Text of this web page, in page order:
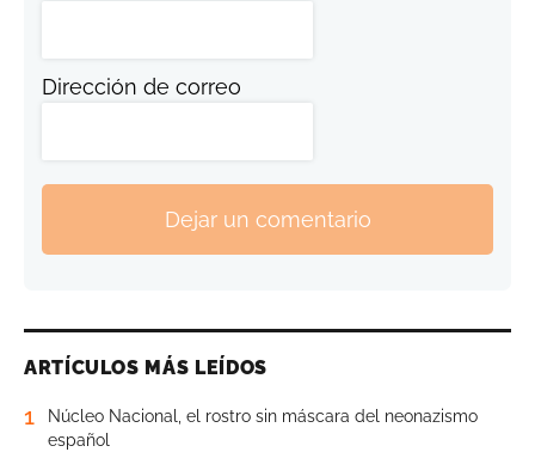
Dirección de correo
Dejar un comentario
ARTÍCULOS MÁS LEÍDOS
1
Núcleo Nacional, el rostro sin máscara del neonazismo
español